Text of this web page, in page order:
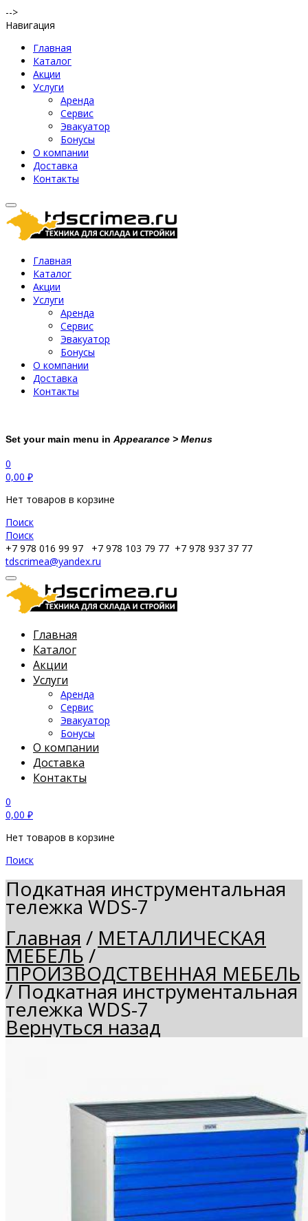
-->
Навигация
Главная
Каталог
Акции
Услуги
Аренда
Сервис
Эвакуатор
Бонусы
О компании
Доставка
Контакты
Главная
Каталог
Акции
Услуги
Аренда
Сервис
Эвакуатор
Бонусы
О компании
Доставка
Контакты
Set your main menu in Appearance > Menus
0
0,00 ₽
Нет товаров в корзине
Поиск
Поиск
+7 978 016 99 97
+7 978 103 79 77 +7 978 937 37 77
tdscrimea@yandex.ru
Главная
Каталог
Акции
Услуги
Аренда
Сервис
Эвакуатор
Бонусы
О компании
Доставка
Контакты
0
0,00 ₽
Нет товаров в корзине
Поиск
Подкатная инструментальная
тележка WDS-7
Главная / МЕТАЛЛИЧЕСКАЯ
МЕБЕЛЬ /
ПРОИЗВОДСТВЕННАЯ МЕБЕЛЬ
/Подкатная инструментальная
тележка WDS-7
Вернуться назад